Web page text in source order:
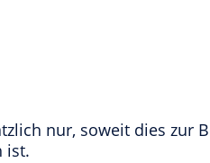
nur, soweit dies zur
ist.